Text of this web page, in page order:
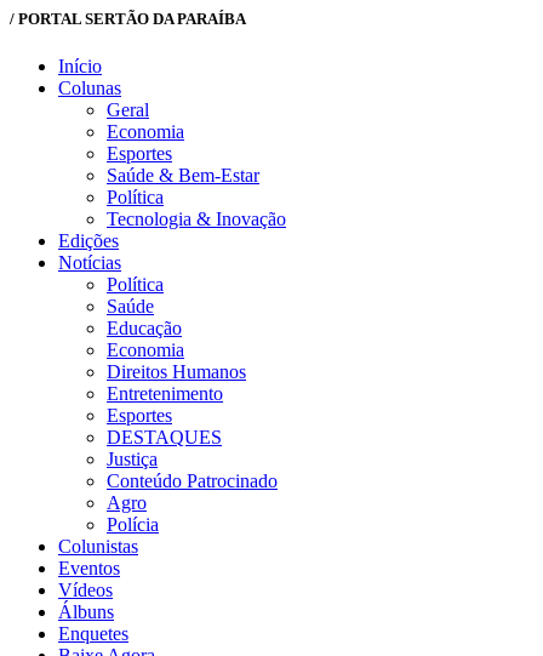
/ PORTAL SERTÃO DA PARAÍBA
Início
Colunas
Geral
Economia
Esportes
Saúde & Bem-Estar
Política
Tecnologia & Inovação
Edições
Notícias
Política
Saúde
Educação
Economia
Direitos Humanos
Entretenimento
Esportes
DESTAQUES
Justiça
Conteúdo Patrocinado
Agro
Polícia
Colunistas
Eventos
Vídeos
Álbuns
Enquetes